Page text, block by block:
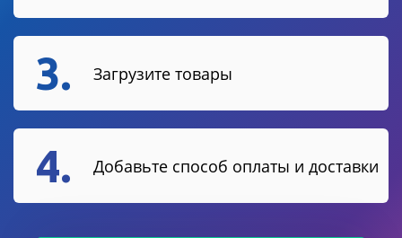
3. Загрузите товары
4. Добавьте способ оплаты и доставки